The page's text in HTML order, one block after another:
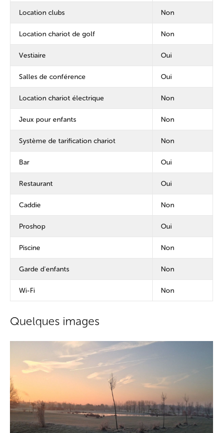
Location clubs Non
Location chariot de golf Non
Vestiaire Oui
Salles de conférence Oui
Location chariot électrique Non
Jeux pour enfants Non
Système de tarification chariot Non
Bar Oui
Restaurant Oui
Caddie Non
Proshop Oui
Piscine Non
Garde d'enfants Non
Wi-Fi Non
Quelques images